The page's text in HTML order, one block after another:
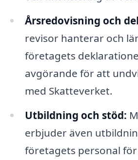
Årsredovisning och
revisor hanterar och
företagets
avgörande för att
med Skatteverket.
Utbildning och stöd:
erbjuder även
företagets personal